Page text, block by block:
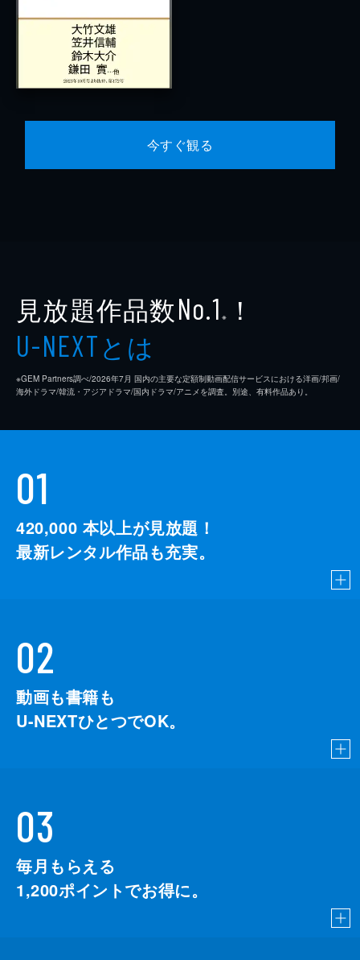
今すぐ観る
見放題作品数No.1 ※ ！
U-NEXTとは
※GEM Partners調べ/2026年7⽉ 国内の主要な定額制動画配信サービスにおける洋画/邦画/
海外ドラマ/韓流・アジアドラマ/国内ドラマ/アニメを調査。別途、有料作品あり。
01
420,000 本以上が見放題！
最新レンタル作品も充実。
02
動画も書籍も
U-NEXTひとつでOK。
03
毎月もらえる
1,200ポイントでお得に。